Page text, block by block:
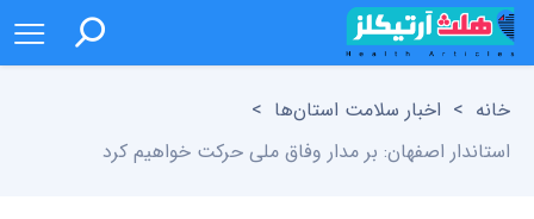
خانه > اخبار سلامت استان‌ها >
استاندار اصفهان: بر مدار وفاق ملی حرکت خواهیم کرد